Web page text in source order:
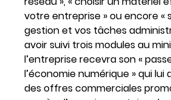
votre entreprise » ou encore «
gestion et vos tâches
avoir suivi trois modules au
l’entreprise recevra son «
l’économie numérique » qui
des offres commerciales